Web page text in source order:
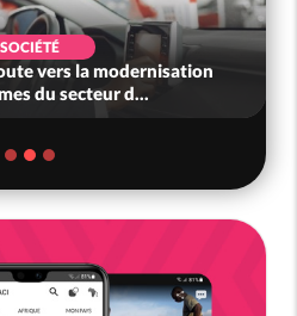
SOCIÉTÉ
vers la modernisation
du secteur d...